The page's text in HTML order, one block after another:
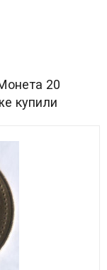
20
купили